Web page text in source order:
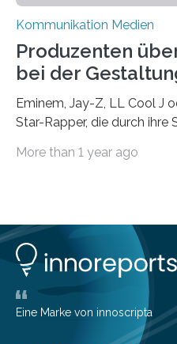
Kommunikation Medien
Produzenten
bei der
Eminem, Jay-Z, LL Cool J
Star-Rapper, die durch ihre
beanspruchen. In der
Universität Hamburg
the Audio Engineering
belegen, dass es eindeutig
die…
More than 1 year ago
Eine Marke von innoscripta